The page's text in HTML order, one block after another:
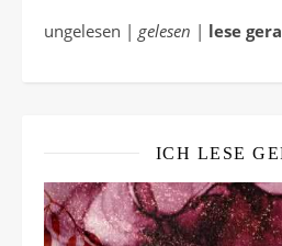
ungelesen | gelesen | lese
ICH LESE